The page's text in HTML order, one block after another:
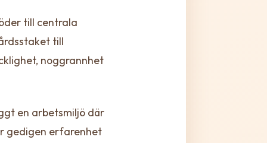
till centrala
till
noggrannhet
en arbetsmiljö där
gedigen erfarenhet